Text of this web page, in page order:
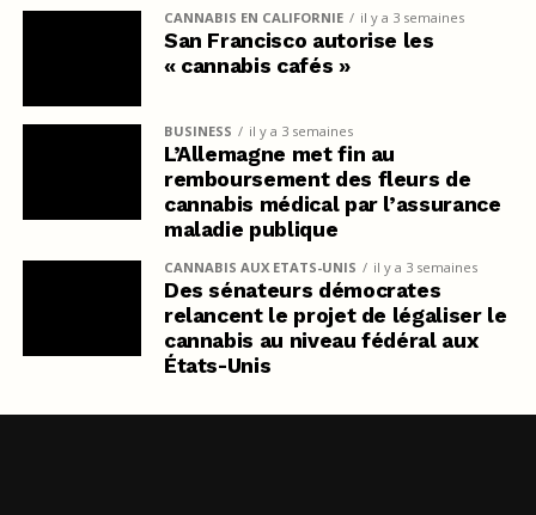
CANNABIS EN CALIFORNIE il y a 3 semaines
San Francisco autorise les
« cannabis cafés »
BUSINESS il y a 3 semaines
L’Allemagne met fin au
remboursement des fleurs de
cannabis médical par l’assurance
maladie publique
CANNABIS AUX ETATS-UNIS il y a 3 semaines
Des sénateurs démocrates
relancent le projet de légaliser le
cannabis au niveau fédéral aux
États-Unis